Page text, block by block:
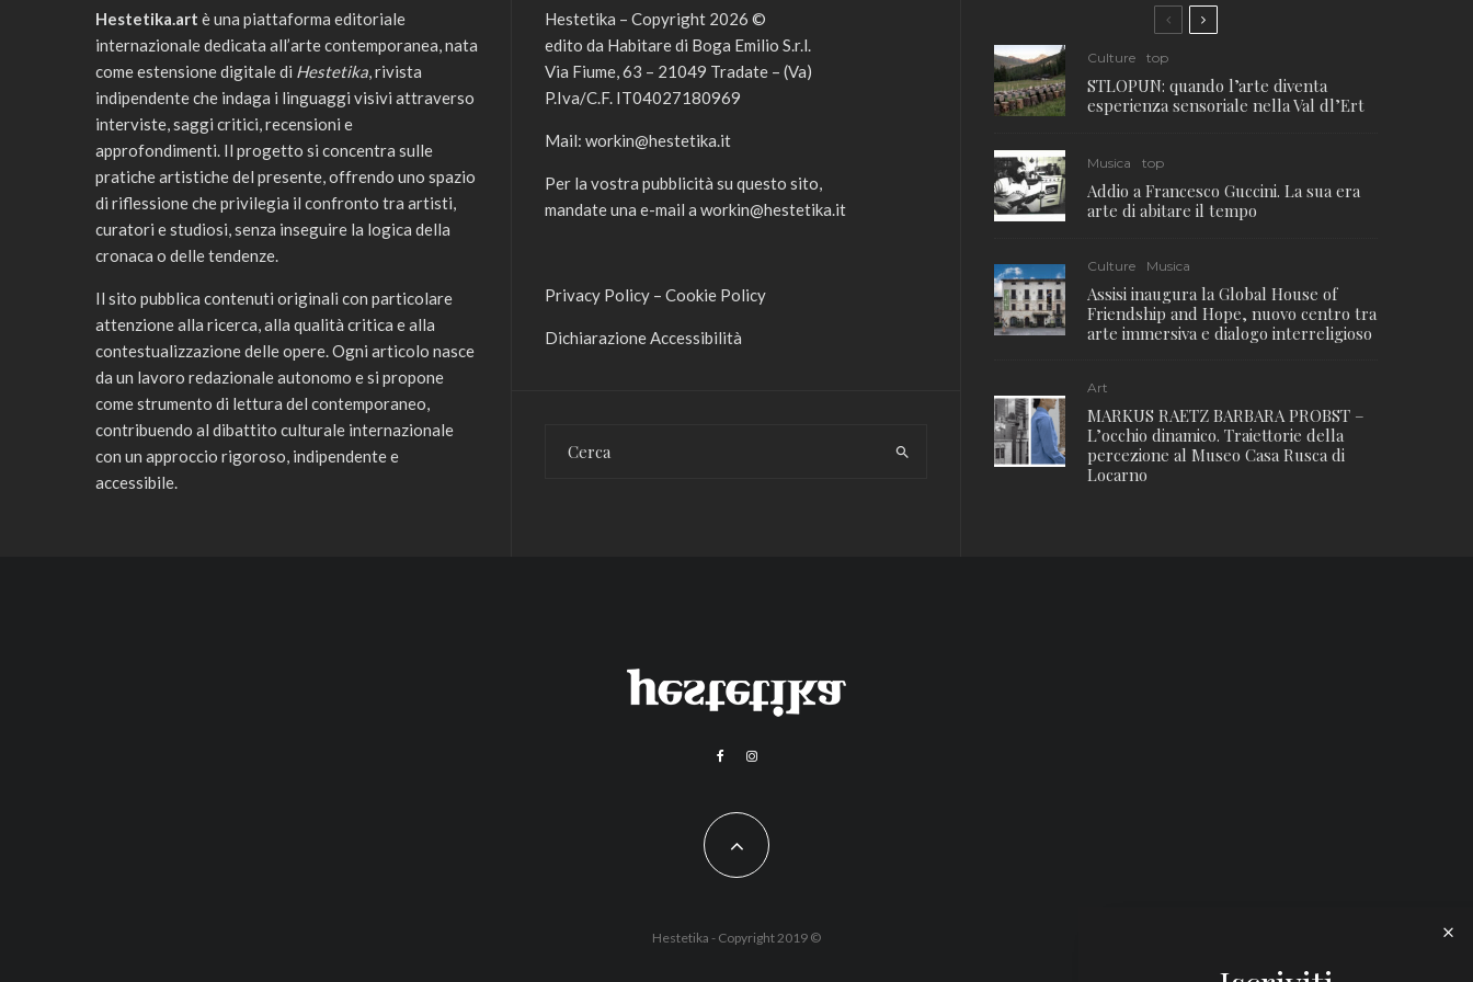
Hestetika.art è una piattaforma editoriale
internazionale dedicata all’arte contemporanea, nata
come estensione digitale di Hestetika, rivista
indipendente che indaga i linguaggi visivi attraverso
interviste, saggi critici, recensioni e
approfondimenti. Il progetto si concentra sulle
pratiche artistiche del presente, offrendo uno spazio
di riflessione che privilegia il confronto tra artisti,
curatori e studiosi, senza inseguire la logica della
cronaca o delle tendenze.
Il sito pubblica contenuti originali con particolare
attenzione alla ricerca, alla qualità critica e alla
contestualizzazione delle opere. Ogni articolo nasce
da un lavoro redazionale autonomo e si propone
come strumento di lettura del contemporaneo,
contribuendo al dibattito culturale internazionale
con un approccio rigoroso, indipendente e
accessibile.
Hestetika – Copyright 2026 ©
edito da Habitare di Boga Emilio S.r.l.
Via Fiume, 63 – 21049 Tradate – (Va)
P.Iva/C.F. IT04027180969
Mail: workin@hestetika.it
Per la vostra pubblicità su questo sito,
mandate una e-mail a workin@hestetika.it
Privacy Policy – Cookie Policy
Dichiarazione Accessibilità
Culture top
STLOPUN: quando l’arte diventa
esperienza sensoriale nella Val dl’Ert
Musica top
Addio a Francesco Guccini. La sua era
arte di abitare il tempo
Culture Musica
Assisi inaugura la Global House of
Friendship and Hope, nuovo centro tra
arte immersiva e dialogo interreligioso
Art
MARKUS RAETZ BARBARA PROBST –
L’occhio dinamico. Traiettorie della
percezione al Museo Casa Rusca di
Locarno
Hestetika - Copyright 2019 ©